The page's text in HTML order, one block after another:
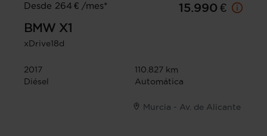
Desde 264 € /mes*
15.990 €
BMW X1
xDrive18d
2017
110.827 km
Diésel
Automática
Murcia - Av. de Alicante